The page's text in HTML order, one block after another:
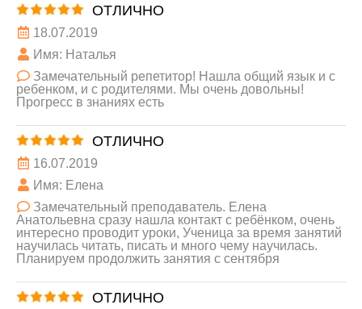
ОТЛИЧНО
18.07.2019
Имя: Наталья
Замечательный репетитор! Нашла общий язык и с
ребенком, и с родителями. Мы очень довольны!
Прогресс в знаниях есть
ОТЛИЧНО
16.07.2019
Имя: Елена
Замечательный преподаватель. Елена
Анатольевна сразу нашла контакт с ребёнком, очень
интересно проводит уроки, Ученица за время занятий
научилась читать, писать и много чему научилась.
Планируем продолжить занятия с сентября
ОТЛИЧНО